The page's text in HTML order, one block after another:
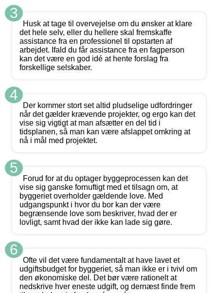
3
Husk at tage til overvejelse om du ønsker at klare
det hele selv, eller du hellere skal fremskaffe
assistance fra en professionel til opstarten af
arbejdet. Ifald du får assistance fra en fagperson
kan det være en god idé at hente forslag fra
forskellige selskaber.
4
Der kommer stort set altid pludselige udfordringer
når det gælder krævende projekter, og ergo kan det
vise sig vigtigt at man afsætter en del tid i
tidsplanen, så man kan være afslappet omkring at
nå i mål med projektet.
5
Forud for at du optager byggeprocessen kan det
vise sig ganske fornuftigt med et tilsagn om, at
byggeriet overholder gældende love. Med
udgangspunkt i hvor du bor kan der være
begrænsende love som beskriver, hvad der er
lovligt, samt hvad der ikke kan lade sig gøre.
6
Ofte vil det være fundamentalt at have lavet et
udgiftsbudget for byggeriet, så man ikke er i tvivl om
den økonomiske del. Det bør være rationelt at
nedskrive hver eneste udgift, og dernæst finde frem